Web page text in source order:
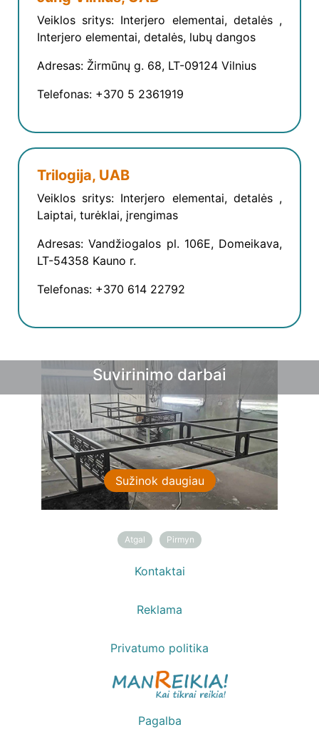
Veiklos sritys: Interjero elementai, detalės ,
Interjero elementai, detalės, lubų dangos
Adresas: Žirmūnų g. 68, LT-09124 Vilnius
Telefonas: +370 5 2361919
Trilogija, UAB
Veiklos sritys: Interjero elementai, detalės ,
Laiptai, turėklai, įrengimas
Adresas: Vandžiogalos pl. 106E, Domeikava,
LT-54358 Kauno r.
Telefonas: +370 614 22792
Suvirinimo darbai
Sužinok daugiau
Sprendimai sodui
Sužinok daugiau
Atgal Pirmyn
Kontaktai
Reklama
Privatumo politika
Pagalba